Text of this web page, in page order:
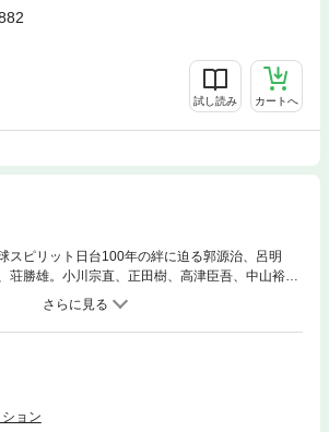
試し読み カートへ
スピリット日台100年の絆に迫る郭源治、呂明
荘勝雄。小川宗直、正田樹、高津臣吾、中山裕
、榊原良行、中込伸……。日本から台湾へ、台湾
激動の人生とは頼清徳台湾総統推薦一九三一年、
立った「事件」があった。夏の甲子園で台湾の学
をおさめたのだ。台湾先住民族、漢民族、日本人
は、政治的に複雑な関係になってしまった日本と
絆は健在である。国境を越えた野球人たちの激動
ョン